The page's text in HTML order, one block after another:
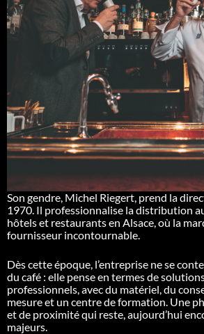
Son gendre, Michel Riegert, prend la
1970. Il professionnalise la distribution
hôtels et restaurants en Alsace, où la
fournisseur incontournable.
Dès cette époque, l’entreprise ne se
du café : elle pense en termes de
professionnels, avec du matériel, du
mesure et un centre de formation. Une
et de proximité qui reste, aujourd’hui
majeurs.